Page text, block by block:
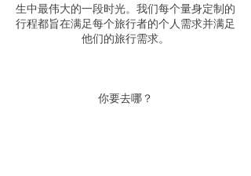
生中最伟大的一段时光。我们每个量身定制的
行程都旨在满足每个旅行者的个人需求并满足
他们的旅行需求。
你要去哪？